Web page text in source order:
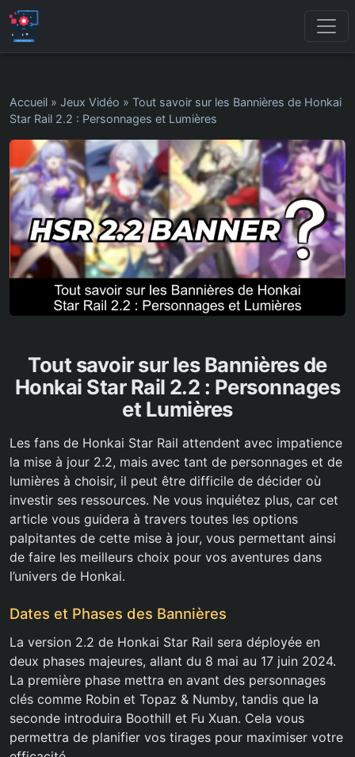
Accueil » Jeux Vidéo » Tout savoir sur les Bannières de Honkai
Star Rail 2.2 : Personnages et Lumières
Tout savoir sur les Bannières de
Honkai Star Rail 2.2 : Personnages
et Lumières
Les fans de Honkai Star Rail attendent avec impatience
la mise à jour 2.2, mais avec tant de personnages et de
lumières à choisir, il peut être difficile de décider où
investir ses ressources. Ne vous inquiétez plus, car cet
article vous guidera à travers toutes les options
palpitantes de cette mise à jour, vous permettant ainsi
de faire les meilleurs choix pour vos aventures dans
l’univers de Honkai.
Dates et Phases des Bannières
La version 2.2 de Honkai Star Rail sera déployée en
deux phases majeures, allant du 8 mai au 17 juin 2024.
La première phase mettra en avant des personnages
clés comme Robin et Topaz & Numby, tandis que la
seconde introduira Boothill et Fu Xuan. Cela vous
permettra de planifier vos tirages pour maximiser votre